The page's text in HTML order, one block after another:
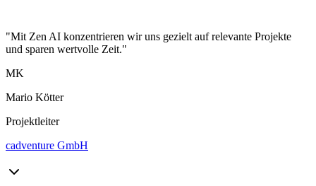
"Mit Zen AI konzentrieren wir uns gezielt auf relevante Projekte
und sparen wertvolle Zeit."
MK
Mario Kötter
Projektleiter
cadventure GmbH